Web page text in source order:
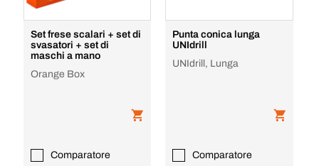
Set frese scalari + set di
svasatori + set di
maschi a mano
Orange Box
Comparatore
Punta conica lunga
UNIdrill
UNIdrill, Lunga
Comparatore